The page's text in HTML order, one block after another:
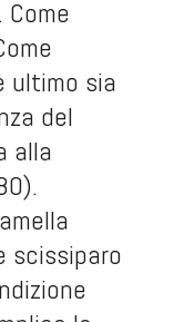
ultimo sia
del
alla
scissiparo